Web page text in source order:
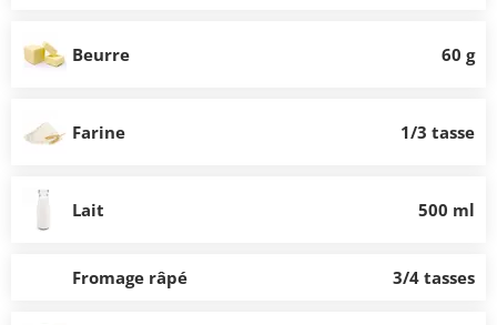
Beurre 60 g
Farine 1/3 tasse
Lait 500 ml
Fromage râpé 3/4 tasses